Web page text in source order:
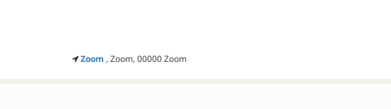
Zoom , Zoom, 00000 Zoom